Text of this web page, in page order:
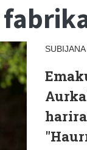
SUBIJANA